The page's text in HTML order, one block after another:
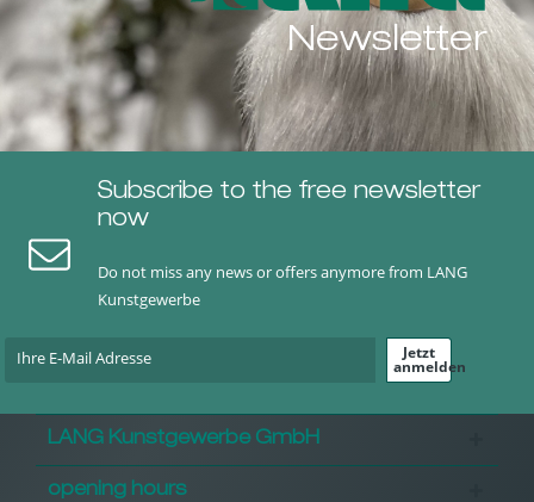
Newsletter
Subscribe to the free newsletter
now
Do not miss any news or offers anymore from LANG
Kunstgewerbe
Jetzt
anmelden
LANG Kunstgewerbe GmbH
opening hours